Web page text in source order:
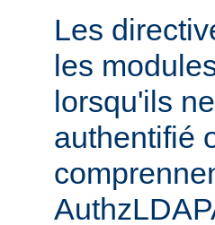
Les
les
lorsqu'ils
authentifié